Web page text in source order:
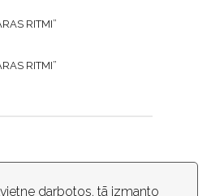
darbotos, tā izmanto
RITMI”
RITMI”